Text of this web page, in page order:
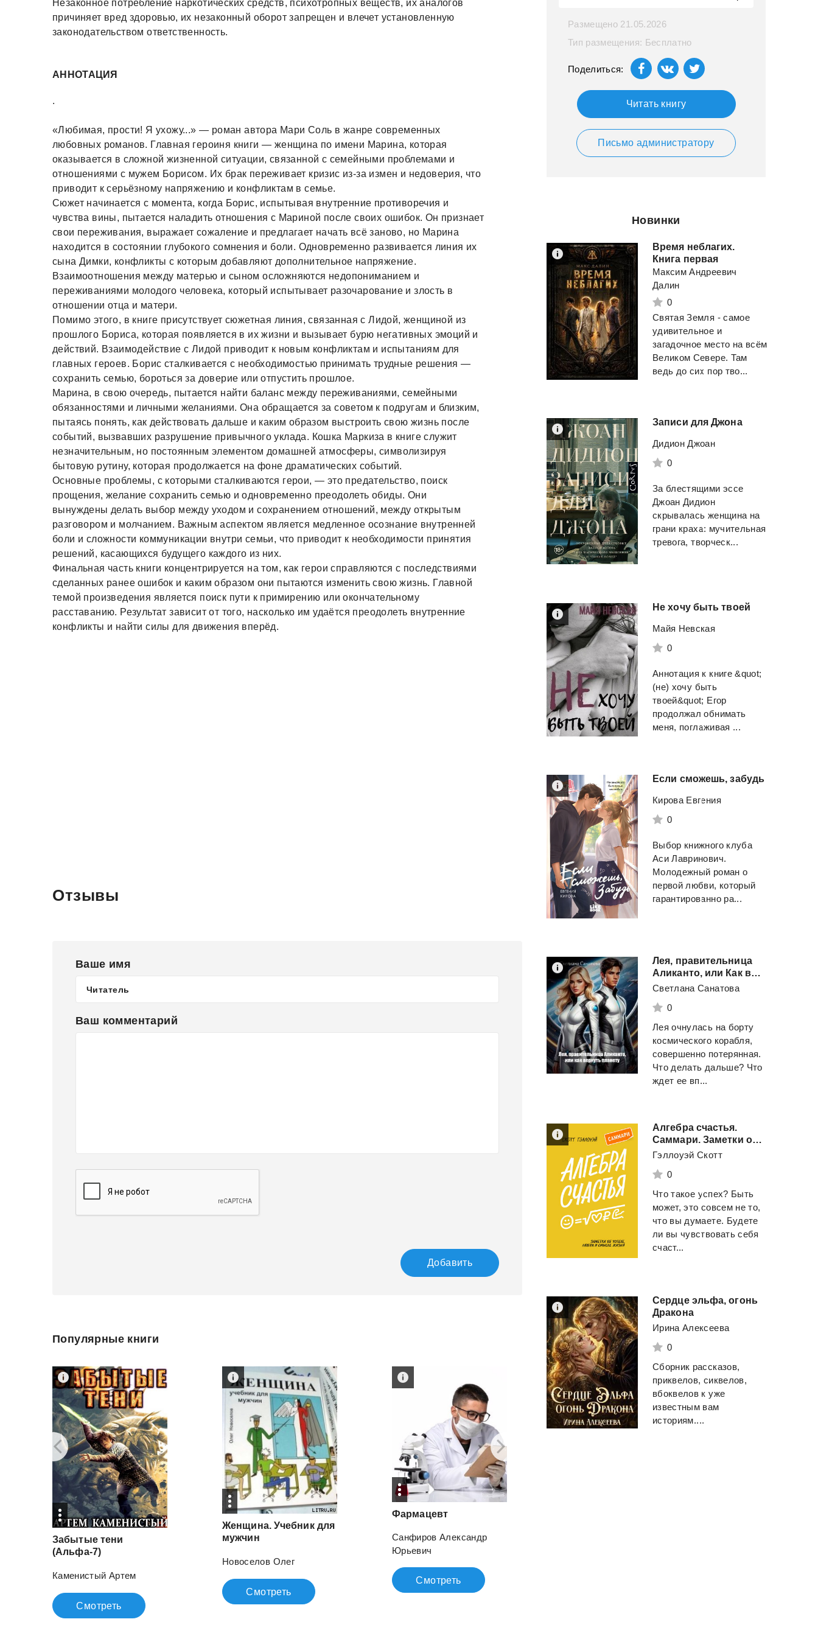
Незаконное потребление наркотических средств, психотропных веществ, их аналогов
причиняет вред здоровью, их незаконный оборот запрещен и влечет установленную
законодательством ответственность.
АННОТАЦИЯ
.
«Любимая, прости! Я ухожу...» — роман автора Мари Соль в жанре современных
любовных романов. Главная героиня книги — женщина по имени Марина, которая
оказывается в сложной жизненной ситуации, связанной с семейными проблемами и
отношениями с мужем Борисом. Их брак переживает кризис из-за измен и недоверия, что
приводит к серьёзному напряжению и конфликтам в семье.
Сюжет начинается с момента, когда Борис, испытывая внутренние противоречия и
чувства вины, пытается наладить отношения с Мариной после своих ошибок. Он признает
свои переживания, выражает сожаление и предлагает начать всё заново, но Марина
находится в состоянии глубокого сомнения и боли. Одновременно развивается линия их
сына Димки, конфликты с которым добавляют дополнительное напряжение.
Взаимоотношения между матерью и сыном осложняются недопониманием и
переживаниями молодого человека, который испытывает разочарование и злость в
отношении отца и матери.
Помимо этого, в книге присутствует сюжетная линия, связанная с Лидой, женщиной из
прошлого Бориса, которая появляется в их жизни и вызывает бурю негативных эмоций и
действий. Взаимодействие с Лидой приводит к новым конфликтам и испытаниям для
главных героев. Борис сталкивается с необходимостью принимать трудные решения —
сохранить семью, бороться за доверие или отпустить прошлое.
Марина, в свою очередь, пытается найти баланс между переживаниями, семейными
обязанностями и личными желаниями. Она обращается за советом к подругам и близким,
пытаясь понять, как действовать дальше и каким образом выстроить свою жизнь после
событий, вызвавших разрушение привычного уклада. Кошка Маркиза в книге служит
незначительным, но постоянным элементом домашней атмосферы, символизируя
бытовую рутину, которая продолжается на фоне драматических событий.
Основные проблемы, с которыми сталкиваются герои, — это предательство, поиск
прощения, желание сохранить семью и одновременно преодолеть обиды. Они
вынуждены делать выбор между уходом и сохранением отношений, между открытым
разговором и молчанием. Важным аспектом является медленное осознание внутренней
боли и сложности коммуникации внутри семьи, что приводит к необходимости принятия
решений, касающихся будущего каждого из них.
Финальная часть книги концентрируется на том, как герои справляются с последствиями
сделанных ранее ошибок и каким образом они пытаются изменить свою жизнь. Главной
темой произведения является поиск пути к примирению или окончательному
расставанию. Результат зависит от того, насколько им удаётся преодолеть внутренние
конфликты и найти силы для движения вперёд.
Отзывы
Ваше имя
Ваш комментарий
Добавить
Популярные книги
Забытые тени
(Альфа-7)
Каменистый Артем
Смотреть
Женщина. Учебник для
мужчин
Новоселов Олег
Смотреть
Фармацевт
Санфиров Александр
Юрьевич
Смотреть
Размещено 21.05.2026
Тип размещения: Бесплатно
Поделиться:
Читать книгу
Письмо администратору
Новинки
Время неблагих.
Книга первая
Максим Андреевич
Далин
0
Святая Земля - самое
удивительное и
загадочное место на всём
Великом Севере. Там
ведь до сих пор тво...
Записи для Джона
Дидион Джоан
0
За блестящими эссе
Джоан Дидион
скрывалась женщина на
грани краха: мучительная
тревога, творческ...
Не хочу быть твоей
Майя Невская
0
Аннотация к книге &quot;
(не) хочу быть
твоей&quot; Егор
продолжал обнимать
меня, поглаживая ...
Если сможешь, забудь
Кирова Евгения
0
Выбор книжного клуба
Аси Лавринович.
Молодежный роман о
первой любви, который
гарантированно ра...
Лея, правительница
Аликанто, или Как вернуть планету [Вторая часть
Светлана Санатова
0
Лея очнулась на борту
космического корабля,
совершенно потерянная.
Что делать дальше? Что
ждет ее вп...
Алгебра счастья.
Саммари. Заметки об успехе, любви и смысле жизни
Гэллоуэй Скотт
0
Что такое успех? Быть
может, это совсем не то,
что вы думаете. Будете
ли вы чувствовать себя
счаст...
Сердце эльфа, огонь
Дракона
Ирина Алексеева
0
Сборник рассказов,
приквелов, сиквелов,
вбоквелов к уже
известным вам
историям....